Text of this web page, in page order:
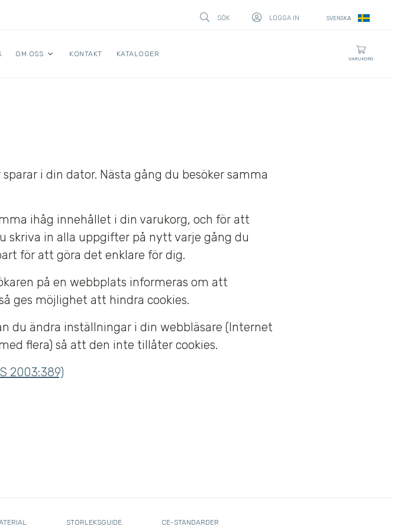
SÖK
STÄNG
LOGGA IN SVENSKA
OM OSS KONTAKT KATALOGER
VARUKORG
i din dator. Nästa gång du besöker samma
ihåg innehållet i din varukorg, och för att
skriva in alla uppgifter på nytt varje gång du
för att göra det enklare för dig.
på en webbplats informeras om att
ges möjlighet att hindra cookies.
du ändra inställningar i din webbläsare (Internet
flera) så att den inte tillåter cookies.
2003:389)
STORLEKSGUIDE CE-STANDARDER